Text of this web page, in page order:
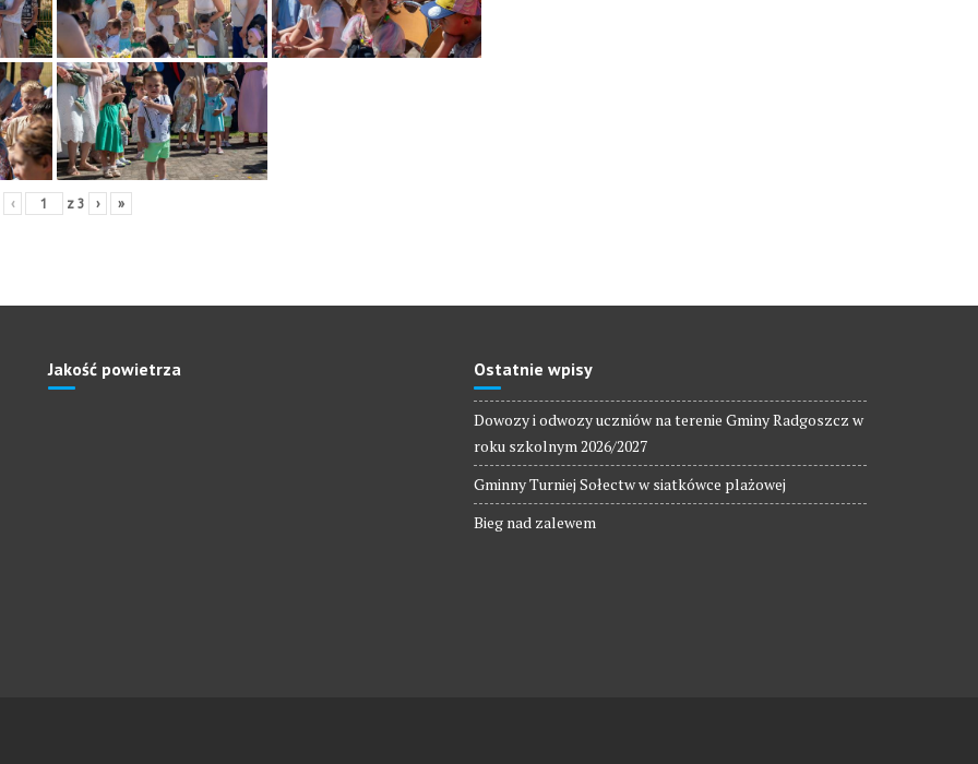
‹ z 3 › »
Jakość powietrza Ostatnie wpisy
Dowozy i odwozy uczniów na terenie Gminy Radgoszcz w
roku szkolnym 2026/2027
Gminny Turniej Sołectw w siatkówce plażowej
Bieg nad zalewem